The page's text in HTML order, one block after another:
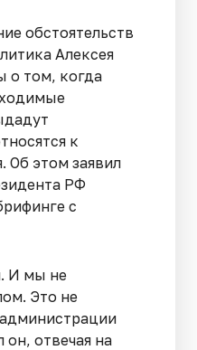
обстоятельств
Алексея
о том, когда
к
Об этом заявил
РФ
с
И мы не
Это не
он, отвечая на